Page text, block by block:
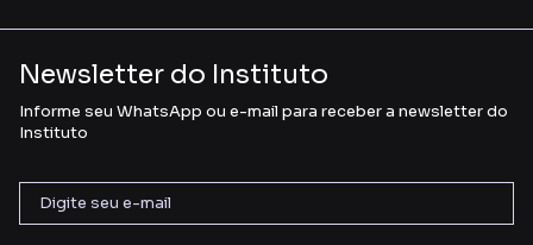
Newsletter do Instituto
Informe seu WhatsApp ou e-mail para receber a newsletter do
Instituto